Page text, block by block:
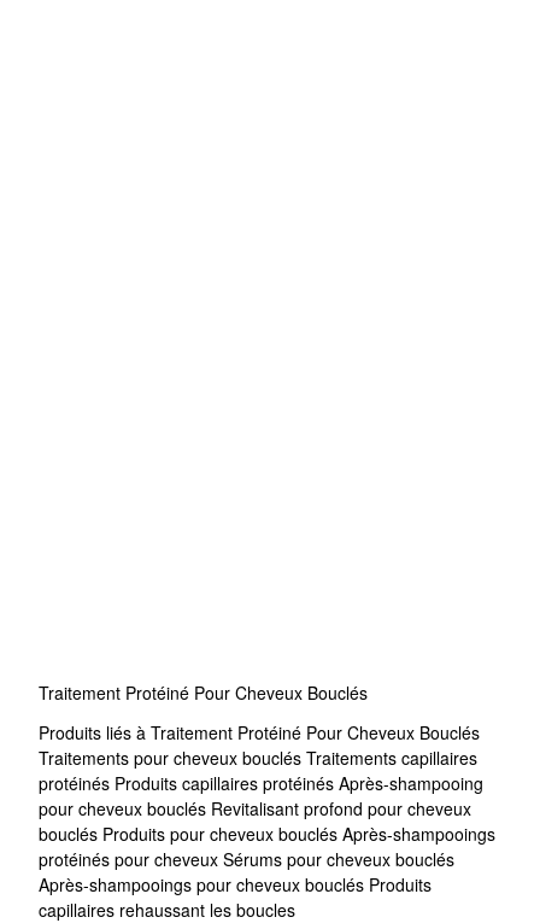
Traitement Protéiné Pour Cheveux Bouclés
Produits liés à Traitement Protéiné Pour Cheveux Bouclés
Traitements pour cheveux bouclés Traitements capillaires
protéinés Produits capillaires protéinés Après-shampooing
pour cheveux bouclés Revitalisant profond pour cheveux
bouclés Produits pour cheveux bouclés Après-shampooings
protéinés pour cheveux Sérums pour cheveux bouclés
Après-shampooings pour cheveux bouclés Produits
capillaires rehaussant les boucles